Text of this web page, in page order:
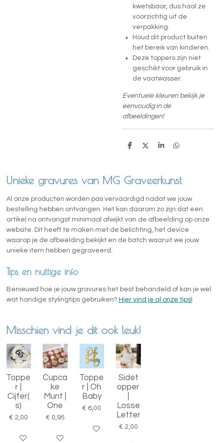
kwetsbaar, dus haal ze
voorzichtig uit de
verpakking.
Houd dit product buiten
het bereik van kinderen.
Deze toppers zijn niet
geschikt voor gebruik in
de vaatwasser.
Eventuele kleuren bekijk je
eenvoudig in de
afbeeldingen!
D
n
D
S
e
D
Unieke gravures van MG Graveerkunst
Al onze producten worden pas vervaardigd nadat we jouw
bestelling hebben ontvangen. Het kan daarom zo zijn dat een
artikel na ontvangst minimaal afwijkt van de afbeelding op onze
website. Dit heeft te maken met de belichting, het device
waarop je de afbeelding bekijkt en de batch waaruit we jouw
unieke item hebben gegraveerd.
Tips en nuttige info
Benieuwd hoe je jouw gravures het best behandeld of kan je wel
wat handige stylingtips gebruiken? Hier vind je al onze tips!
Misschien vind je dit ook leuk!
Toppe
r |
Cijfer(
s)
€ 2,00
Bekijk details
Cupca
ke
Munt |
One
€ 0,95
Bekijk details
Toppe
r | Oh
Baby
€ 6,00
Bekijk details
Sidet
opper
Losse
Letter
€ 2,00